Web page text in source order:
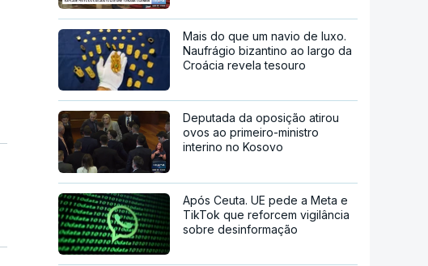
Mais do que um navio de luxo.
Naufrágio bizantino ao largo da
Croácia revela tesouro
Deputada da oposição atirou
ovos ao primeiro-ministro
interino no Kosovo
Após Ceuta. UE pede a Meta e
TikTok que reforcem vigilância
sobre desinformação